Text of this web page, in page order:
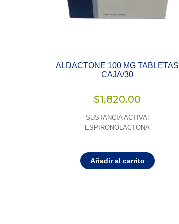
ALDACTONE 100 MG TABLETAS
CAJA/30
$1,820.00
SUSTANCIA ACTIVA:
ESPIRONOLACTONA
Añadir al carrito